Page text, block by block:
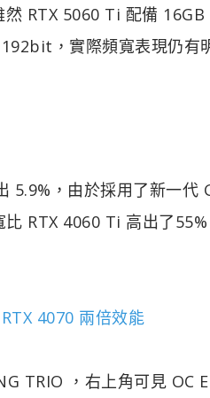
RTX 5060 Ti 配備
，實際頻寬表現仍有
，由於採用了新一代
RTX 4060 Ti 高出了
4070 兩倍效能
TRIO ，右上角可見 OC